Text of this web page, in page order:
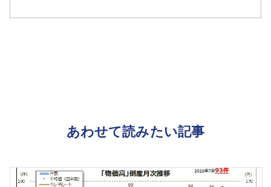
あわせて読みたい記事